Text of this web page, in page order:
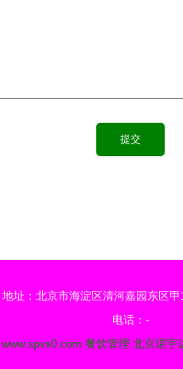
地址：北京市海淀区清河嘉园东区
电话：-
www.spvs0.com 餐饮管理 北京珺宇